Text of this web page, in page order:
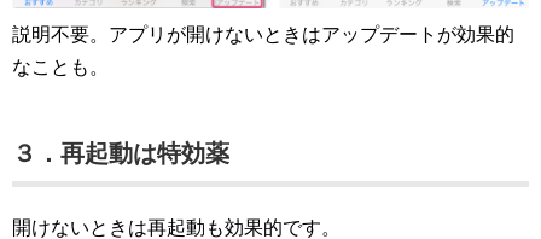
説明不要。アプリが開けないときはアップデートが効果的
なことも。
３．再起動は特効薬
開けないときは再起動も効果的です。